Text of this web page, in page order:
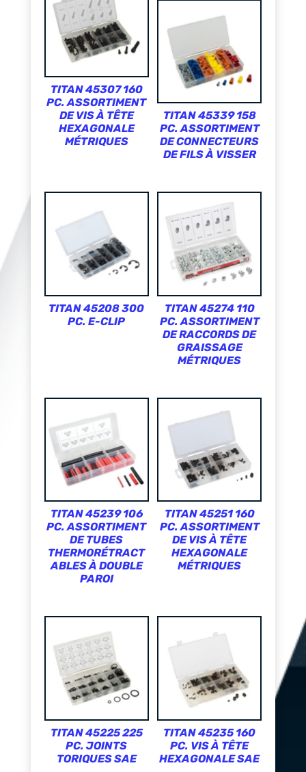
TITAN 45307 160
PC. ASSORTIMENT
DE VIS À TÊTE
HEXAGONALE
MÉTRIQUES
TITAN 45339 158
PC. ASSORTIMENT
DE CONNECTEURS
DE FILS À VISSER
TITAN 45208 300
PC. E-CLIP
TITAN 45274 110
PC. ASSORTIMENT
DE RACCORDS DE
GRAISSAGE
MÉTRIQUES
TITAN 45239 106
PC. ASSORTIMENT
DE TUBES
THERMORÉTRACT
ABLES À DOUBLE
PAROI
TITAN 45251 160
PC. ASSORTIMENT
DE VIS À TÊTE
HEXAGONALE
MÉTRIQUES
TITAN 45225 225
PC. JOINTS
TORIQUES SAE
TITAN 45235 160
PC. VIS À TÊTE
HEXAGONALE SAE